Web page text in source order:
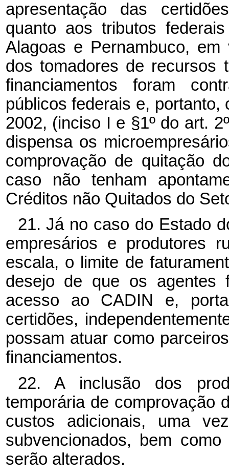
apresentação das
quanto aos tributos
Alagoas e Pernambuco,
dos tomadores de recursos
financiamentos foram
públicos federais e, portanto,
2002, (inciso I e §1º do art.
dispensa os
comprovação de quitação
caso não tenham
Créditos não Quitados do
21. Já no caso do Estado
empresários e produtores
escala, o limite de
desejo de que os agentes
acesso ao CADIN e,
certidões,
possam atuar como
financiamentos.
22. A inclusão dos
temporária de comprovação
custos adicionais, uma
subvencionados, bem
serão alterados.